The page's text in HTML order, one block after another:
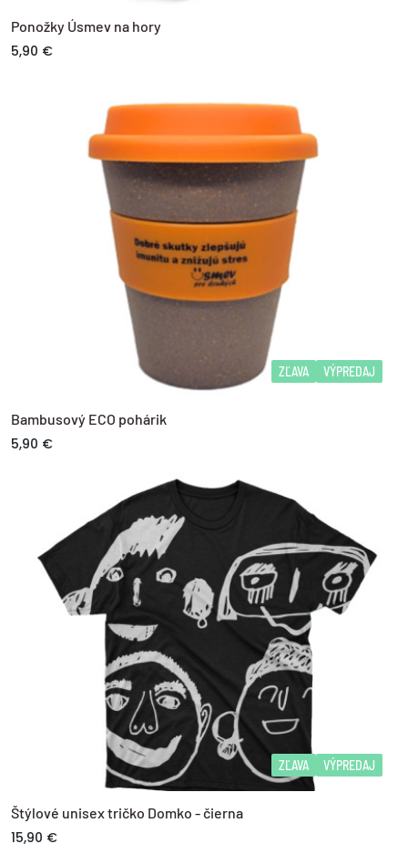
Ponožky Úsmev na hory
5,90 €
ZĽAVA VÝPREDAJ
Bambusový ECO pohárik
5,90 €
ZĽAVA VÝPREDAJ
Štýlové unisex tričko Domko - čierna
15,90 €